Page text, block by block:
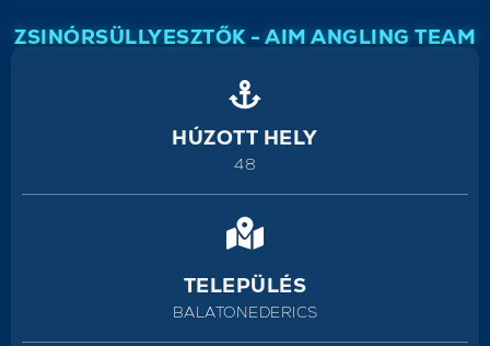
ZSINÓRSÜLLYESZTŐK - AIM ANGLING TEAM
HÚZOTT HELY
48
TELEPÜLÉS
BALATONEDERICS